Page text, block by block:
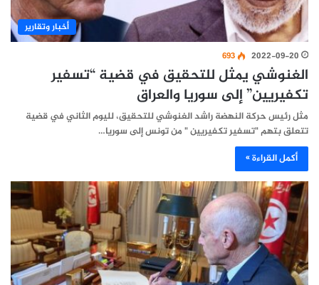
أخبار وتقارير
2022-09-20
693
الغنوشي يمثل للتحقيق في قضية “تسفير
تكفيريين” إلى سوريا والعراق
مثل رئيس حركة النهضة راشد الغنوشي للتحقيق، لليوم الثاني في قضية
تتعلق بتهم "تسفير تكفيريين " من تونس إلى سوريا…
أكمل القراءة »